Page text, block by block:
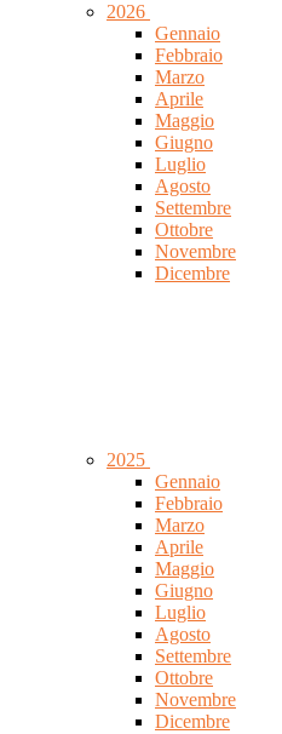
2026
Gennaio
Febbraio
Marzo
Aprile
Maggio
Giugno
Luglio
Agosto
Settembre
Ottobre
Novembre
Dicembre
2025
Gennaio
Febbraio
Marzo
Aprile
Maggio
Giugno
Luglio
Agosto
Settembre
Ottobre
Novembre
Dicembre